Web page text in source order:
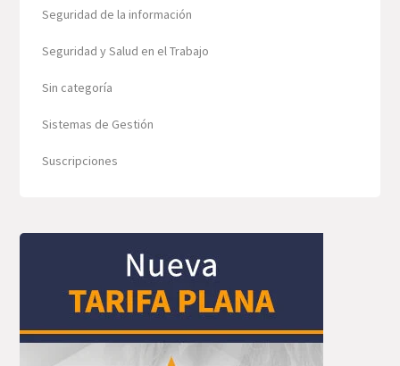
Seguridad de la información
Seguridad y Salud en el Trabajo
Sin categoría
Sistemas de Gestión
Suscripciones